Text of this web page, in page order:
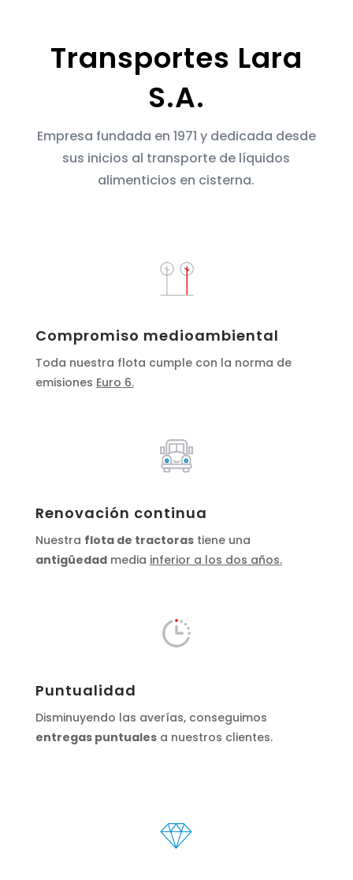
Transportes Lara
S.A.
Empresa fundada en 1971 y dedicada desde
sus inicios al transporte de líquidos
alimenticios en cisterna.
Compromiso medioambiental
Toda nuestra flota cumple con la norma de
emisiones Euro 6.
Renovación continua
Nuestra flota de tractorastiene una
antigüedadmedia inferior a los dos años.
Puntualidad
Disminuyendo las averías, conseguimos
entregas puntualesa nuestros clientes.